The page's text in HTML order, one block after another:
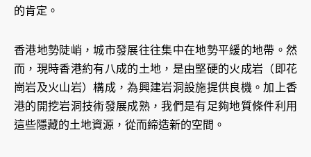
的肯定。
香港地勢陡峭，城市發展往往集中在地勢平緩的地帶。然
而，現時香港約有八成的土地，是由堅硬的火成岩（即花
崗岩及火山岩）構成，為興建岩洞設施提供良機。加上香
港的開挖岩洞技術發展成熟，我們是有足夠地質條件利用
這些隱藏的土地資源，從而締造新的空間。